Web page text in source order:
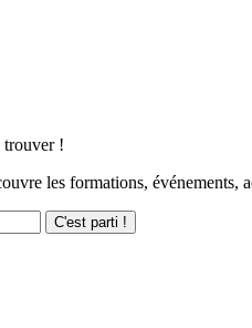
trouver !
les formations, événements,
C'est parti !